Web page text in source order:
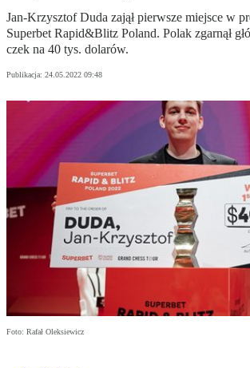
Jan-Krzysztof Duda zajął pierwsze miejsce w
Superbet Rapid&Blitz Poland. Polak zgarnął
czek na 40 tys. dolarów.
Publikacja: 24.05.2022 09:48
Foto: Rafał Oleksiewicz